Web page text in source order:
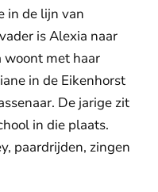
in de lijn van
is Alexia naar
woont met haar
in de Eikenhorst
De jarige zit
in die plaats.
paardrijden, zingen